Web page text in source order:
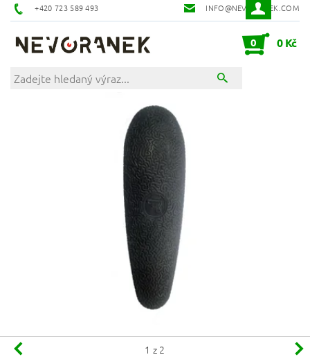
+420 723 589 493 INFO@NEVORANEK.COM
0 0 Kč
1 z 2